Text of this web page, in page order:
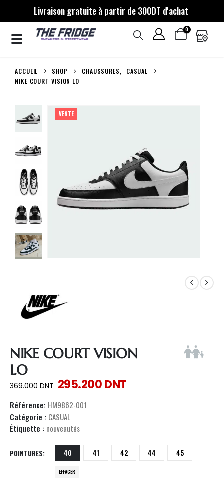
Livraison gratuite à partir de 300DT d'achat
0
ACCUEIL SHOP CHAUSSURES,
CASUAL
NIKE COURT VISION LO
VENTE
NIKE COURT VISION
LO
369.000DNT 295.200DNT
Référence: HM9862-001
Catégorie : CASUAL
Étiquette : nouveautés
POINTURES 40 41 42 44 45
EFFACER